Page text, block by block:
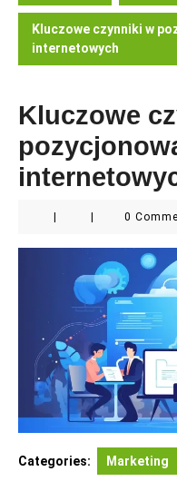
Kluczowe czynniki w
internetowych
Kluczowe
0
Categories: Marketing